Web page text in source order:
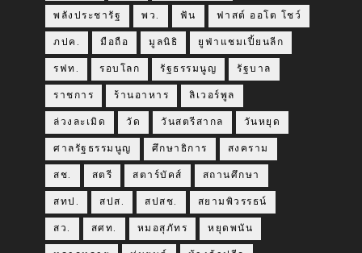
พลังประชารัฐ พว. ฟัน ฟาสต์ ออโต โชว์
ภปค. มือถือ มูลนิธิ ยูฟ่าแชมเปี้ยนลีก
รฟท. รอบโลก รัฐธรรมนูญ รัฐบาล
ราชการ ร้านอาหาร ลิเวอร์พูล
ล่วงละเมิด วัด วันสตรีสากล วันหยุด
ศาลรัฐธรรมนูญ ศึกษาธิการ สงคราม
สช. สตรี สตาร์บัคส์ สถานศึกษา
สทป. สปส. สปสช. สยามพิวรรธน์
สว. สศท. หมอสุภัทร หยุดพนัน